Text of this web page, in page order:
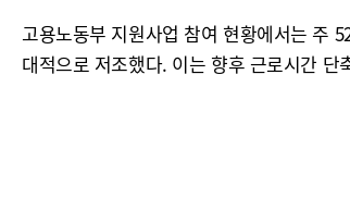
고용노동부 지원사업 참여 현황에서는 주
대적으로 저조했다. 이는 향후 근로시간